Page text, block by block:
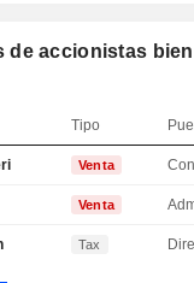
de accionistas
Tipo
Venta
Venta
Tax